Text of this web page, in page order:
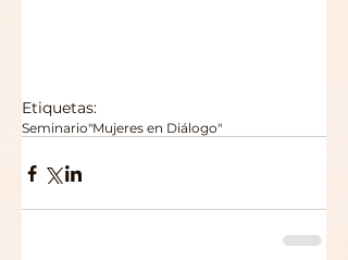
Etiquetas:
Seminario"Mujeres en Diálogo"